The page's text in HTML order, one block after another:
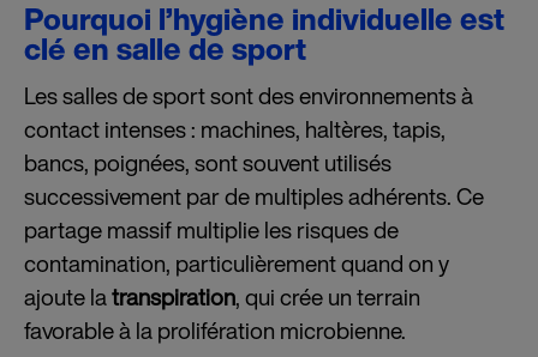
Pourquoi l’hygiène individuelle est
clé en salle de sport
Les salles de sport sont des environnements à
contact intenses : machines, haltères, tapis,
bancs, poignées, sont souvent utilisés
successivement par de multiples adhérents. Ce
partage massif multiplie les risques de
contamination, particulièrement quand on y
ajoute latranspiration, qui crée un terrain
favorable à la prolifération microbienne.